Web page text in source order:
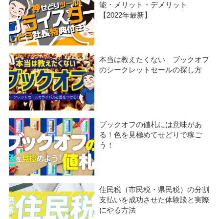
能・メリット・デメリット
【2022年最新】
本当は教えたくない ブックオフ
のシークレットセールの探し方
ブックオフの値札には意味があ
る！色を見極めてせどりで稼ご
う！
住民税（市民税・県民税）の分割
支払いを成功させた体験談と実際
にやる方法